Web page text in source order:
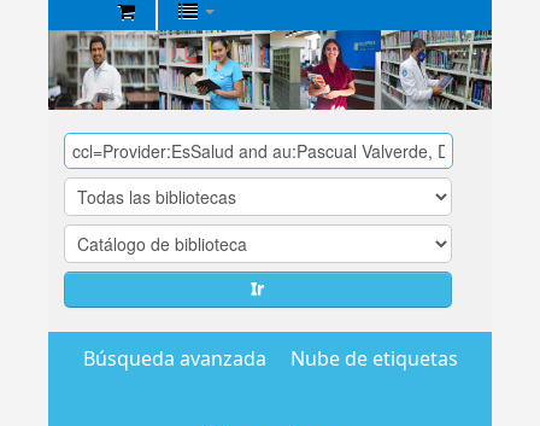
Biblioteca
Central
EsSalud
Ir
Búsqueda avanzada Nube de etiquetas